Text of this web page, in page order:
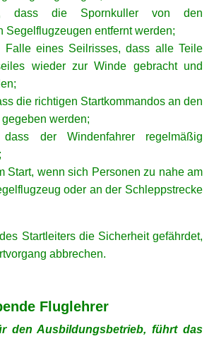
dass die Spornkuller von den
Segelflugzeugen entfernt werden;
Falle eines Seilrisses, dass alle Teile
wieder zur Winde gebracht und
die richtigen Startkommandos an den
werden;
der Windenfahrer regelmäßig
Start, wenn sich Personen zu nahe am
oder an der Schleppstrecke
Startleiters die Sicherheit gefährdet,
abbrechen.
Fluglehrer
den Ausbildungsbetrieb, führt das